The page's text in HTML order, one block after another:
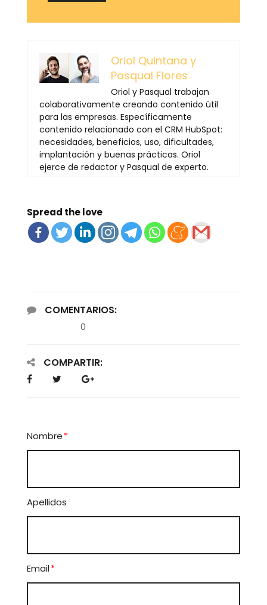
Oriol Quintana y
Pasqual Flores
Oriol y Pasqual trabajan
colaborativamente creando contenido útil
para las empresas. Específicamente
contenido relacionado con el CRM HubSpot:
necesidades, beneficios, uso, dificultades,
implantación y buenas prácticas. Oriol
ejerce de redactor y Pasqual de experto.
Spread the love
COMENTARIOS:
0
COMPARTIR:
Nombre*
Apellidos
Email*